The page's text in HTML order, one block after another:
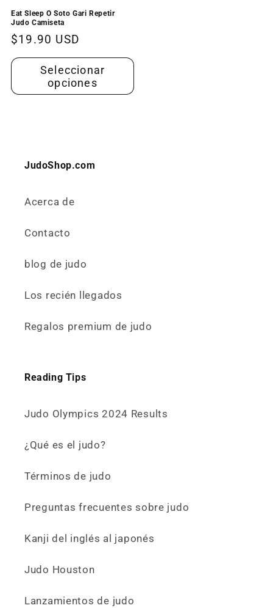
Eat Sleep O Soto Gari Repetir
Judo Camiseta
Precio
habitual
$19.90 USD
Seleccionar
opciones
JudoShop.com
Acerca de
Contacto
blog de judo
Los recién llegados
Regalos premium de judo
Reading Tips
Judo Olympics 2024 Results
¿Qué es el judo?
Términos de judo
Preguntas frecuentes sobre judo
Kanji del inglés al japonés
Judo Houston
Lanzamientos de judo